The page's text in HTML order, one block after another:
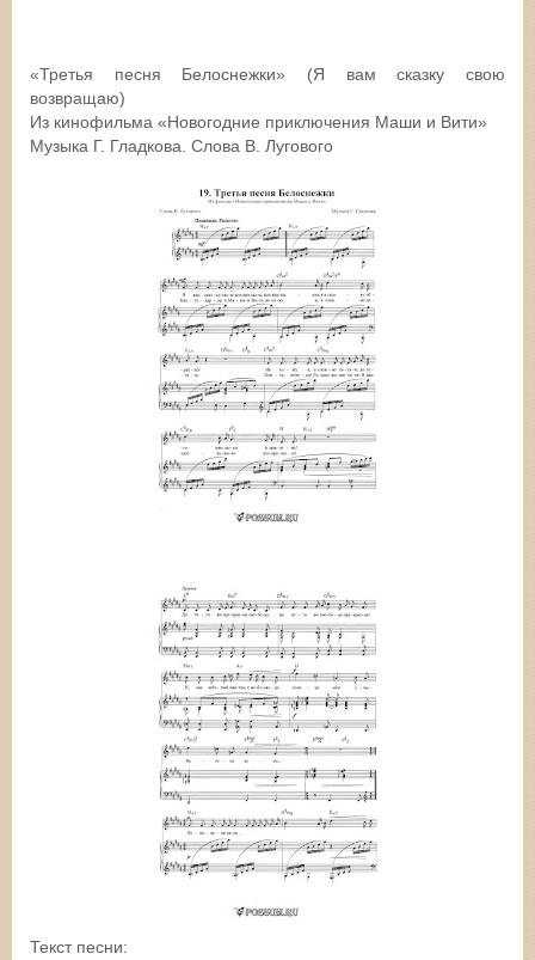
«Третья песня Белоснежки» (Я вам сказку свою
возвращаю)
Из кинофильма «Новогодние приключения Маши и Вити»
Музыка Г. Гладкова. Слова В. Лугового
Текст песни: